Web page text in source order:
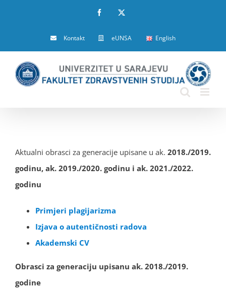
Facebook
Kontakt eUNSA English
Aktualni obrasci za generacije upisane u ak. 2018./2019.
godinu, ak. 2019./2020. godinu i ak. 2021./2022.
godinu
Primjeri plagijarizma
Izjava o autentičnosti radova
Akademski CV
Obrasci za generaciju upisanu ak. 2018./2019.
godine